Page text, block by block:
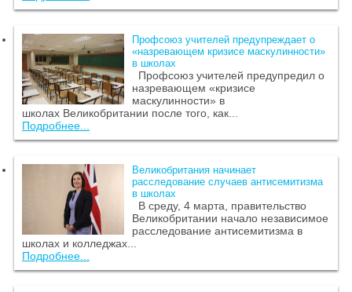
Профсоюз учителей предупреждает о
«назревающем кризисе маскулинности»
в школах
Профсоюз учителей предупредил о
назревающем «кризисе
маскулинности» в
школах Великобритании после того, как...
Подробнее...
Великобритания начинает
расследование случаев антисемитизма
в школах
В среду, 4 марта, правительство
Великобритании начало независимое
расследование антисемитизма в
школах и колледжах...
Подробнее...